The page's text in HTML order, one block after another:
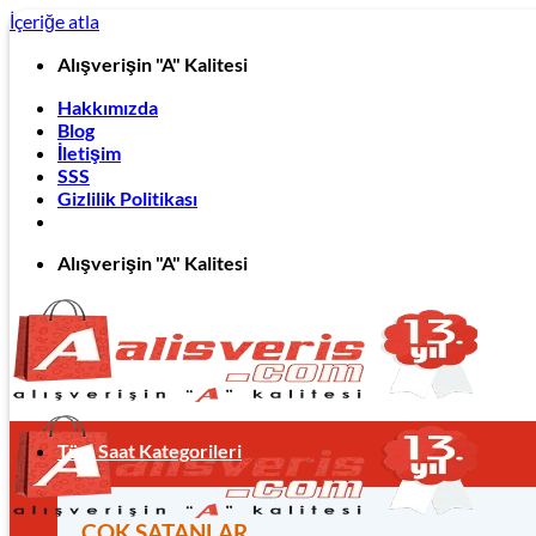
İçeriğe atla
Alışverişin "A" Kalitesi
Hakkımızda
Blog
İletişim
SSS
Gizlilik Politikası
Alışverişin "A" Kalitesi
Tüm Saat Kategorileri